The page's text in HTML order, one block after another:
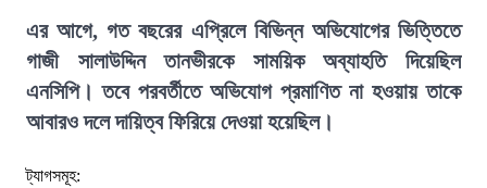
এর আগে, গত বছরের এপ্রিলে বিভিন্ন অভিযোগের ভিত্তিতে
গাজী সালাউদ্দিন তানভীরকে সাময়িক অব্যাহতি দিয়েছিল
এনসিপি। তবে পরবর্তীতে অভিযোগ প্রমাণিত না হওয়ায় তাকে
আবারও দলে দায়িত্ব ফিরিয়ে দেওয়া হয়েছিল।
ট্যাগসমূহ: